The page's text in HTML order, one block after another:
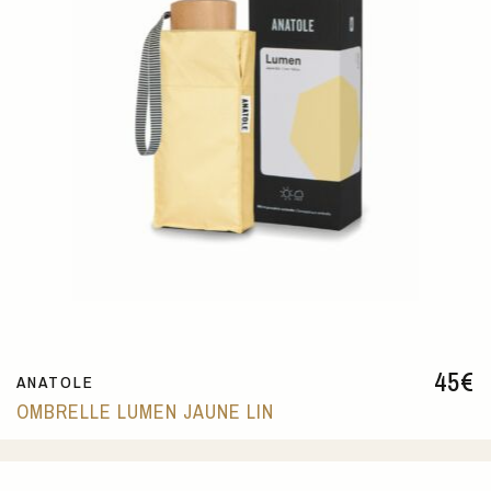
45€
ANATOLE
OMBRELLE LUMEN JAUNE LIN